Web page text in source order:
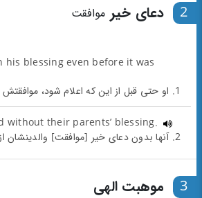
2 دعای خیر موافقت
his blessing even before it was
1. او حتی قبل از این که اعلام شود، موافقتش را با برنامه اعلام کرد.
without their parents’ blessing.
2. آنها بدون دعای خیر [موافقت] والدینشان ازدواج کردند.
3 موهبت الهی